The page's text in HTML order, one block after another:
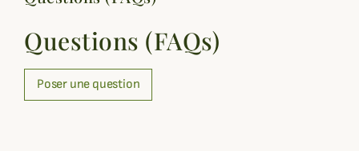
Questions (FAQs)
Poser une question